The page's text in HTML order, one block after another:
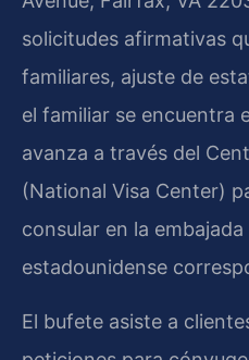
solicitudes afirmativas
familiares, ajuste de
el familiar se encuentra
avanza a través del
(National Visa Center)
consular en la
estadounidense
El bufete asiste a